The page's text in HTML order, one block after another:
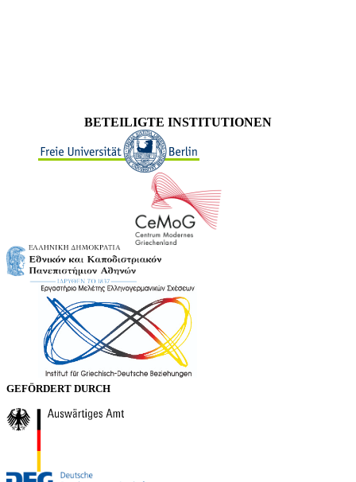
BETEILIGTE INSTITUTIONEN
GEFÖRDERT DURCH